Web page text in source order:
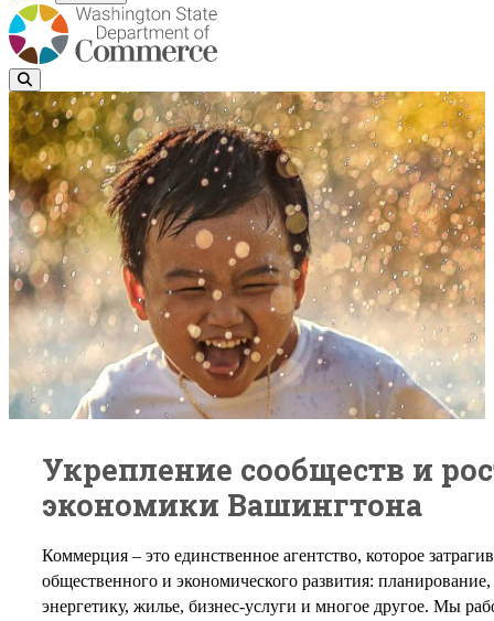
Укрепление сообществ и
экономики Вашингтона
Коммерция – это единственное агентство, которое
общественного и экономического развития:
энергетику, жилье, бизнес-услуги и многое другое. Мы